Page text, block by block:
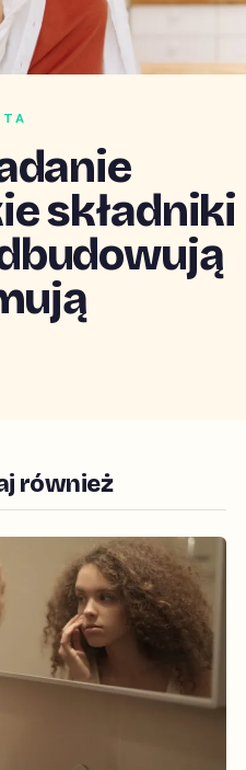
składniki
również